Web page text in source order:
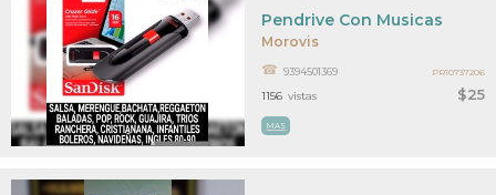
Morovis
$25
Pendrive Con Musicas
9394501369
MAS
1156 vistas
PR10737206